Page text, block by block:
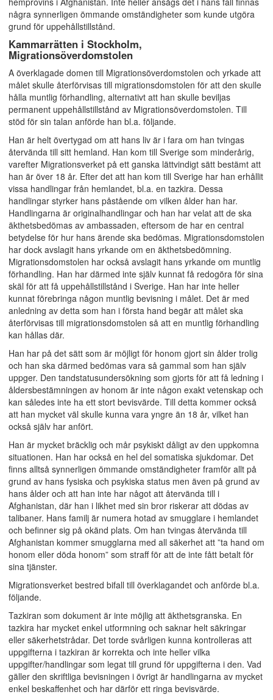
några synnerligen ömmande omständigheter som kunde utgöra
grund för uppehållstillstånd.
Kammarrätten i Stockholm,
Migrationsöverdomstolen
A överklagade domen till Migrationsöverdomstolen och yrkade att
målet skulle återförvisas till migrationsdomstolen för att den skulle
hålla muntlig förhandling, alternativt att han skulle beviljas
permanent uppehållstillstånd av Migrationsöverdomstolen. Till
stöd för sin talan anförde han bl.a. följande.
Han är helt övertygad om att hans liv är i fara om han tvingas
återvända till sitt hemland. Han kom till Sverige som minderårig,
varefter Migrationsverket på ett ganska lättvindigt sätt bestämt att
han är över 18 år. Efter det att han kom till Sverige har han erhållit
vissa handlingar från hemlandet, bl.a. en tazkira. Dessa
handlingar styrker hans påstående om vilken ålder han har.
Handlingarna är originalhandlingar och han har velat att de ska
äkthetsbedömas av ambassaden, eftersom de har en central
betydelse för hur hans ärende ska bedömas. Migrationsdomstolen
har dock avslagit hans yrkande om en äkthetsbedömning.
Migrationsdomstolen har också avslagit hans yrkande om muntlig
förhandling. Han har därmed inte själv kunnat få redogöra för sina
skäl för att få uppehållstillstånd i Sverige. Han har inte heller
kunnat förebringa någon muntlig bevisning i målet. Det är med
anledning av detta som han i första hand begär att målet ska
återförvisas till migrationsdomstolen så att en muntlig förhandling
kan hållas där.
Han har på det sätt som är möjligt för honom gjort sin ålder trolig
och han ska därmed bedömas vara så gammal som han själv
uppger. Den tandstatusundersökning som gjorts för att få ledning i
åldersbestämningen av honom är inte någon exakt vetenskap och
kan således inte ha ett stort bevisvärde. Till detta kommer också
att han mycket väl skulle kunna vara yngre än 18 år, vilket han
också själv har anfört.
Han är mycket bräcklig och mår psykiskt dåligt av den uppkomna
situationen. Han har också en hel del somatiska sjukdomar. Det
finns alltså synnerligen ömmande omständigheter framför allt på
grund av hans fysiska och psykiska status men även på grund av
hans ålder och att han inte har något att återvända till i
Afghanistan, där han i likhet med sin bror riskerar att dödas av
talibaner. Hans familj är numera hotad av smugglare i hemlandet
och befinner sig på okänd plats. Om han tvingas återvända till
Afghanistan kommer smugglarna med all säkerhet att ”ta hand om
honom eller döda honom” som straff för att de inte fått betalt för
sina tjänster.
Migrationsverket bestred bifall till överklagandet och anförde bl.a.
följande.
Tazkiran som dokument är inte möjlig att äkthetsgranska. En
tazkira har mycket enkel utformning och saknar helt säkringar
eller säkerhetstrådar. Det torde svårligen kunna kontrolleras att
uppgifterna i tazkiran är korrekta och inte heller vilka
uppgifter/handlingar som legat till grund för uppgifterna i den. Vad
gäller den skriftliga bevisningen i övrigt är handlingarna av mycket
enkel beskaffenhet och har därför ett ringa bevisvärde.